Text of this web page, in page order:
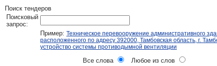
Поиск тендеров
Поисковый
запрос:
Пример: Техническое перевооружение административного
расположенного по адресу 392000, Тамбовская область, г.
устройство системы противодымной вентиляции
Все слова
Любое из слов